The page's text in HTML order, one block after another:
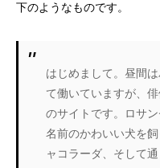
下のようなものです。
はじめまして。昼間
て働いていますが、
のサイトです。ロサ
名前のかわいい犬を
ャコラーダ、そして通
LINE
ふくかめ助産院について
ふくかめ助産院でできるこ
料金案内